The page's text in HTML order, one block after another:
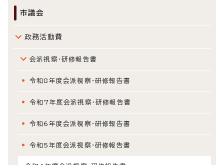
市議会
政務活動費
会派視察・研修報告書
令和8年度会派視察・研修報告書
令和7年度会派視察・研修報告書
令和6年度会派視察・研修報告書
令和5年度会派視察・研修報告書